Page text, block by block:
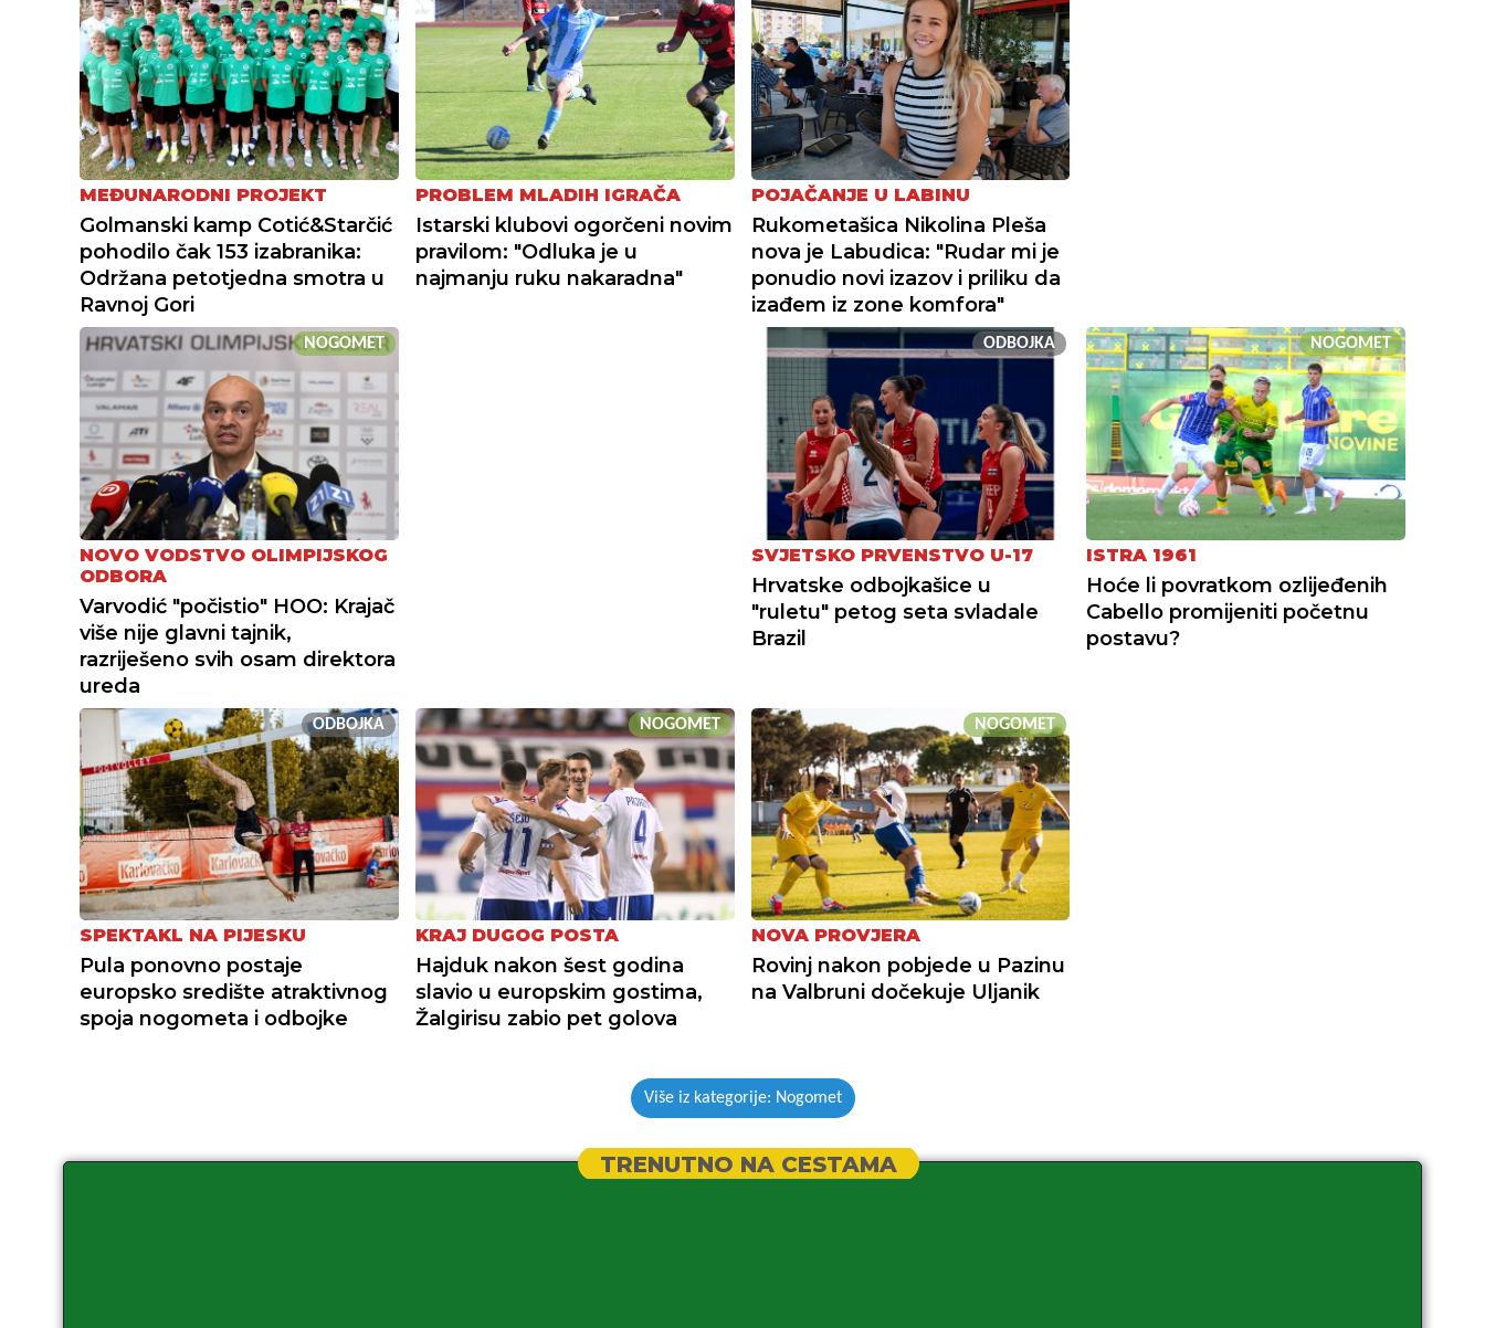
MEĐUNARODNI PROJEKT
Golmanski kamp Cotić&Starčić
pohodilo čak 153 izabranika:
Održana petotjedna smotra u
Ravnoj Gori
PROBLEM MLADIH IGRAČA
Istarski klubovi ogorčeni novim
pravilom: "Odluka je u
najmanju ruku nakaradna"
POJAČANJE U LABINU
Rukometašica Nikolina Pleša
nova je Labudica: "Rudar mi je
ponudio novi izazov i priliku da
izađem iz zone komfora"
NOGOMET
NOVO VODSTVO OLIMPIJSKOG
ODBORA
Varvodić "počistio" HOO: Krajač
više nije glavni tajnik,
razriješeno svih osam direktora
ureda
ODBOJKA
SVJETSKO PRVENSTVO U-17
Hrvatske odbojkašice u
"ruletu" petog seta svladale
Brazil
NOGOMET
ISTRA 1961
Hoće li povratkom ozlijeđenih
Cabello promijeniti početnu
postavu?
ODBOJKA
SPEKTAKL NA PIJESKU
Pula ponovno postaje
europsko središte atraktivnog
spoja nogometa i odbojke
NOGOMET
KRAJ DUGOG POSTA
Hajduk nakon šest godina
slavio u europskim gostima,
Žalgirisu zabio pet golova
NOGOMET
NOVA PROVJERA
Rovinj nakon pobjede u Pazinu
na Valbruni dočekuje Uljanik
Više iz kategorije: Nogomet
TRENUTNO NA CESTAMA